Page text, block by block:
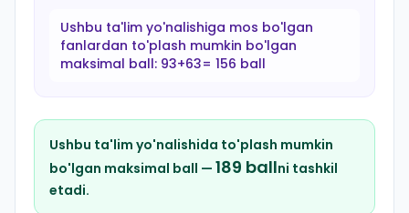
Ushbu ta'lim yo'nalishiga mos bo'lgan
fanlardan to'plash mumkin bo'lgan
maksimal ball: 93+63= 156 ball
Ushbu ta'lim yo'nalishida to'plash mumkin
bo'lgan maksimal ball — 189 ballni tashkil
etadi.